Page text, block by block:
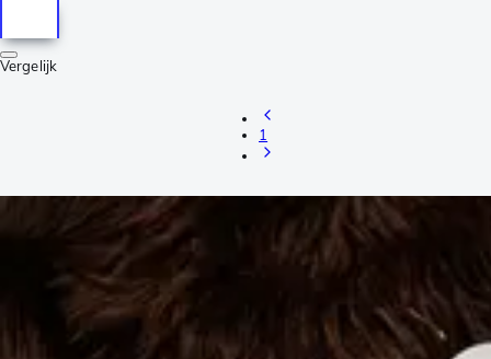
Vergelijk
1